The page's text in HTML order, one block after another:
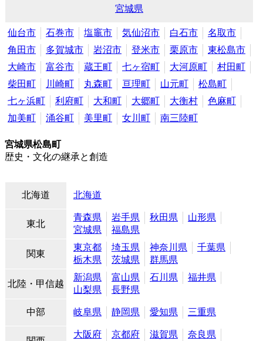
宮城県
仙台市 石巻市 塩竈市 気仙沼市 白石市
名取市
角田市
多賀城市 岩沼市 登米市 栗原市
東松島市
大崎市
富谷市 蔵王町 七ヶ宿町 大河原町
村田町
柴田町
川崎町 丸森町 亘理町 山元町
松島町
七ヶ浜町
利府町 大和町 大郷町 大衡村
色麻町
加美町
涌谷町 美里町 女川町 南三陸町
宮城県松島町
歴史・文化の継承と創造
北海道 北海道
東北
青森県 岩手県 秋田県
山形県
宮城県
福島県
関東
東京都 埼玉県 神奈川県
千葉県
栃木県
茨城県 群馬県
北陸・甲信越
新潟県 富山県 石川県
福井県
山梨県
長野県
中部 岐阜県 静岡県 愛知県 三重県
大阪府 京都府 滋賀県 奈良県